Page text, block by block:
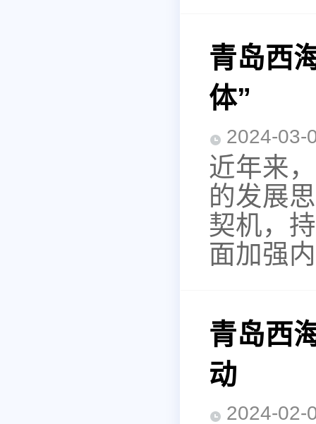
青岛西
体”
2024-
近年来
的发展
契机，
面加强
青岛西
动
2024-